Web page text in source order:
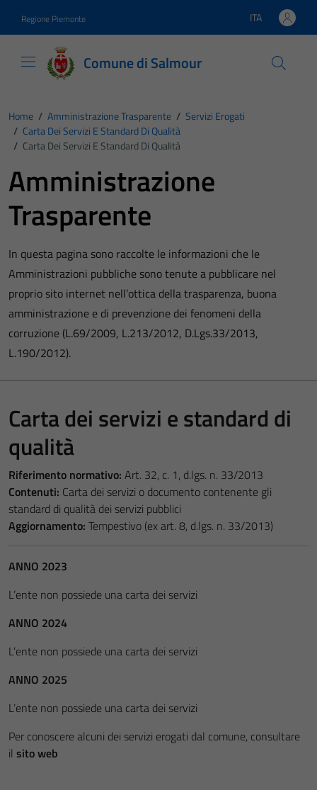
Regione Piemonte Lingua attiva:
ITA
Comune di Salmour
Home / Amministrazione Trasparente / Servizi Erogati
/ Carta Dei Servizi E Standard Di Qualità
/ Carta Dei Servizi E Standard Di Qualità
Amministrazione
Trasparente
In questa pagina sono raccolte le informazioni che le
Amministrazioni pubbliche sono tenute a pubblicare nel
proprio sito internet nell’ottica della trasparenza, buona
amministrazione e di prevenzione dei fenomeni della
corruzione (L.69/2009, L.213/2012, D.Lgs.33/2013,
L.190/2012).
Carta dei servizi e standard di
qualità
Riferimento normativo: Art. 32, c. 1, d.lgs. n. 33/2013
Contenuti: Carta dei servizi o documento contenente gli
standard di qualità dei servizi pubblici
Aggiornamento: Tempestivo (ex art. 8, d.lgs. n. 33/2013)
ANNO 2023
L’ente non possiede una carta dei servizi
ANNO 2024
L’ente non possiede una carta dei servizi
ANNO 2025
L’ente non possiede una carta dei servizi
Per conoscere alcuni dei servizi erogati dal comune, consultare
il sito web